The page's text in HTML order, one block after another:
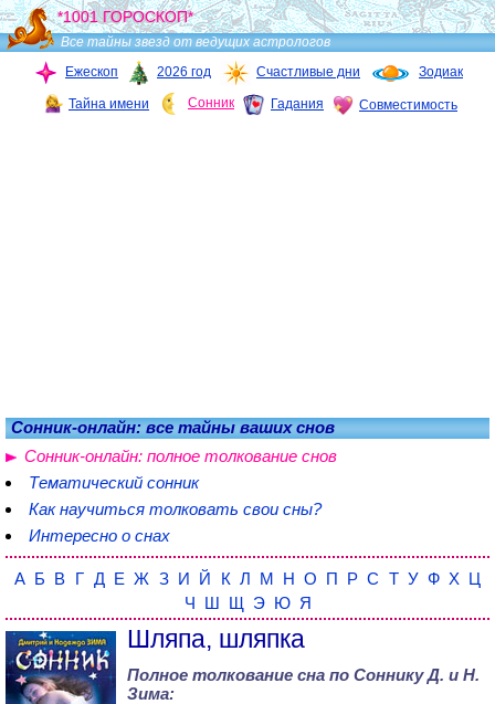
*1001 ГОРОСКОП*
Все тайны звезд от ведущих астрологов
Ежескоп
2026 год Счастливые дни Зодиак
Тайна имени Сонник Гадания Совместимость
Сонник-онлайн: все тайны ваших снов
Сонник-онлайн: полное толкование снов
Тематический сонник
Как научиться толковать свои сны?
Интересно о снах
А Б В Г Д Е Ж З И Й К Л М Н О П Р С Т У Ф Х Ц
Ч Ш Щ Э Ю Я
Шляпа, шляпка
Полное толкование сна по Соннику Д. и Н.
Зима: